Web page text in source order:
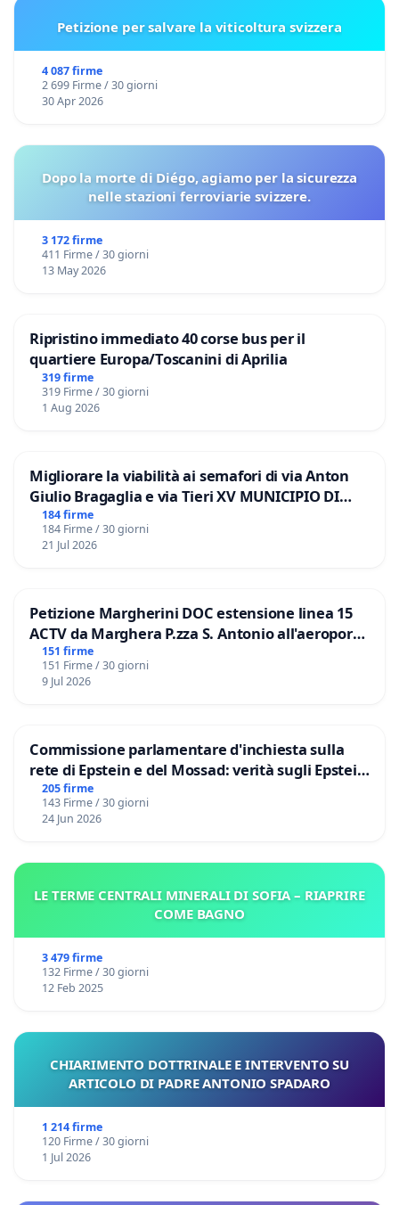
Petizione per salvare la viticoltura svizzera
4 087 firme
2 699 Firme / 30 giorni
30 Apr 2026
Dopo la morte di Diégo, agiamo per la sicurezza
nelle stazioni ferroviarie svizzere.
3 172 firme
411 Firme / 30 giorni
13 May 2026
Ripristino immediato 40 corse bus per il
quartiere Europa/Toscanini di Aprilia
319 firme
319 Firme / 30 giorni
1 Aug 2026
Migliorare la viabilità ai semafori di via Anton
Giulio Bragaglia e via Tieri XV MUNICIPIO DI
ROMA
184 firme
184 Firme / 30 giorni
21 Jul 2026
Petizione Margherini DOC estensione linea 15
ACTV da Marghera P.zza S. Antonio all'aeroporto
Marco Polo tariffa a € 1,50
151 firme
151 Firme / 30 giorni
9 Jul 2026
Commissione parlamentare d'inchiesta sulla
rete di Epstein e del Mossad: verità sugli Epstein
Files
205 firme
143 Firme / 30 giorni
24 Jun 2026
LE TERME CENTRALI MINERALI DI SOFIA – RIAPRIRE
COME BAGNO
3 479 firme
132 Firme / 30 giorni
12 Feb 2025
CHIARIMENTO DOTTRINALE E INTERVENTO SU
ARTICOLO DI PADRE ANTONIO SPADARO
1 214 firme
120 Firme / 30 giorni
1 Jul 2026